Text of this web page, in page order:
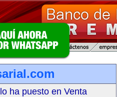
ha puesto en Venta